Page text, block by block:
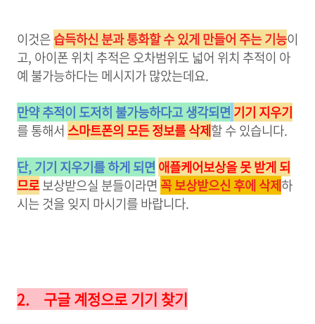
이것은습득하신 분과 통화할 수 있게 만들어 주는 기능이
고, 아이폰 위치 추적은 오차범위도 넓어 위치 추적이 아
예 불가능하다는 메시지가 많았는데요.
만약 추적이 도저히 불가능하다고 생각되면 기기 지우기
를 통해서 스마트폰의 모든 정보를 삭제할 수 있습니다.
단, 기기 지우기를 하게 되면 애플케어보상을 못 받게 되
므로보상받으실 분들이라면 꼭 보상받으신 후에 삭제하
시는 것을 잊지 마시기를 바랍니다.
2. 구글 계정으로 기기 찾기